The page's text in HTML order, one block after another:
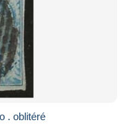
. oblitéré